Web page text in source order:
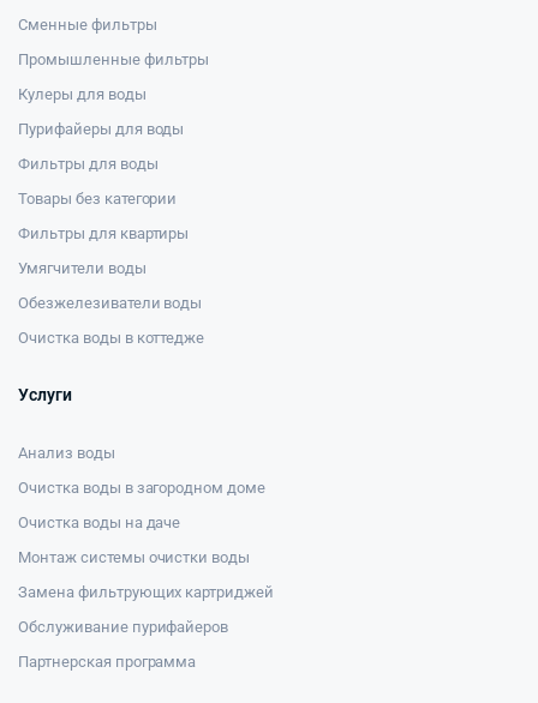
Сменные фильтры
Промышленные фильтры
Кулеры для воды
Пурифайеры для воды
Фильтры для воды
Товары без категории
Фильтры для квартиры
Умягчители воды
Обезжелезиватели воды
Очистка воды в коттедже
Услуги
Анализ воды
Очистка воды в загородном доме
Очистка воды на даче
Монтаж системы очистки воды
Замена фильтрующих картриджей
Обслуживание пурифайеров
Партнерская программа